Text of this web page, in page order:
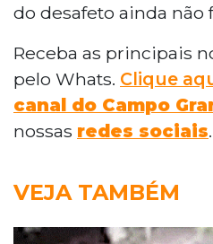
do desafeto ainda não
Receba as principais
pelo Whats. Clique
canal do Campo
nossas redes sociais.
VEJA TAMBÉM